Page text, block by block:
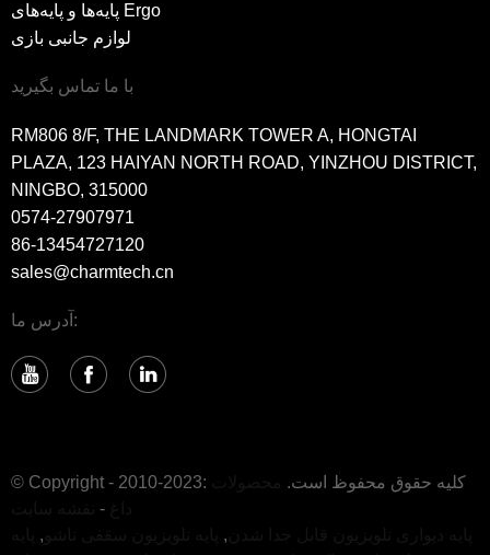
پایه‌ها و پایه‌های Ergo
لوازم جانبی بازی
با ما تماس بگیرید
RM806 8/F, THE LANDMARK TOWER A, HONGTAI
PLAZA, 123 HAIYAN NORTH ROAD, YINZHOU DISTRICT,
NINGBO, 315000
0574-27907971
86-13454727120
sales@charmtech.cn
آدرس ما:
© Copyright - 2010-2023: کلیه حقوق محفوظ است.
-
,
,